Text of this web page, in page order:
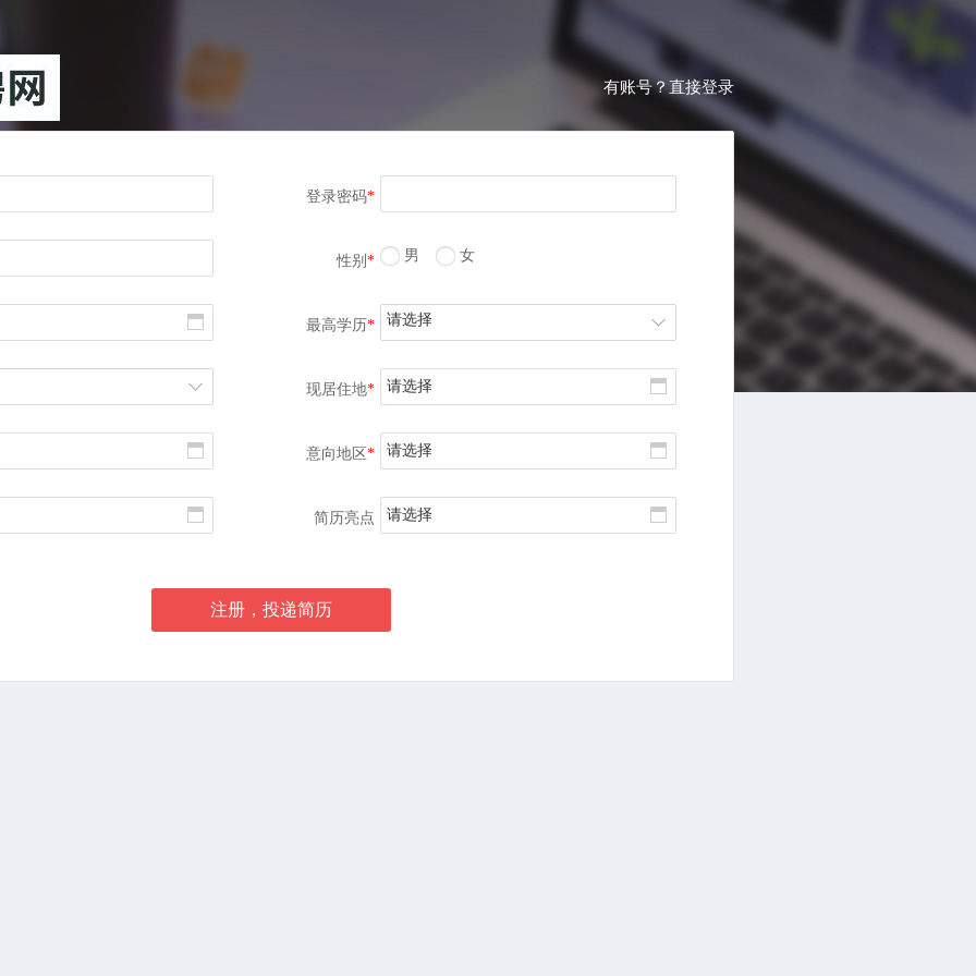
有账号？直接登录
登录密码*
性别 * 男 女
最高学历* 请选择
现居住地* 请选择
意向地区* 请选择
简历亮点 请选择
注册，投递简历